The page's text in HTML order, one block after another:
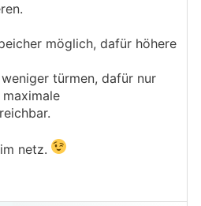
möglich, dafür höhere
türmen, dafür nur
netz.